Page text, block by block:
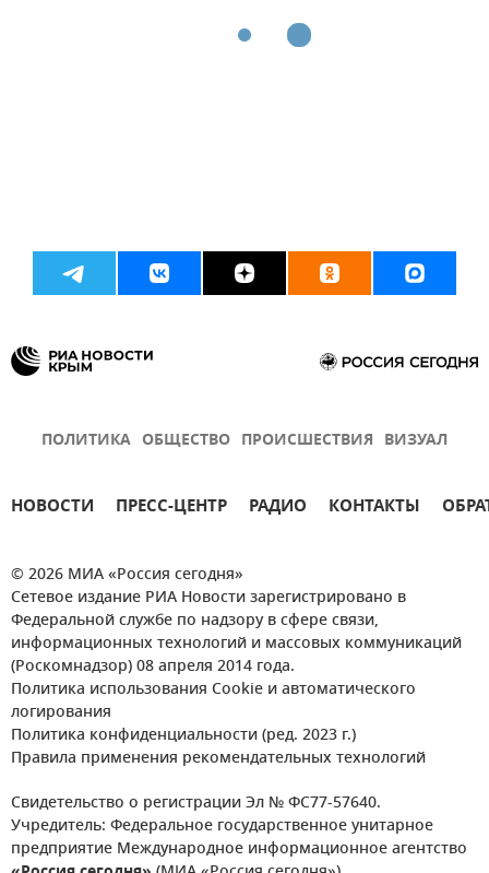
ПОЛИТИКА ОБЩЕСТВО ПРОИСШЕСТВИЯ ВИЗУАЛ
НОВОСТИ ПРЕСС-ЦЕНТР РАДИО КОНТАКТЫ
© 2026 МИА «Россия сегодня»
Сетевое издание РИА Новости зарегистрировано в
Федеральной службе по надзору в сфере связи,
информационных технологий и массовых коммуникаций
(Роскомнадзор) 08 апреля 2014 года.
Политика использования Cookie и автоматического
логирования
Политика конфиденциальности (ред. 2023 г.)
Правила применения рекомендательных технологий
Свидетельство о регистрации Эл № ФС77-57640.
Учредитель: Федеральное государственное унитарное
предприятие Международное информационное агентство